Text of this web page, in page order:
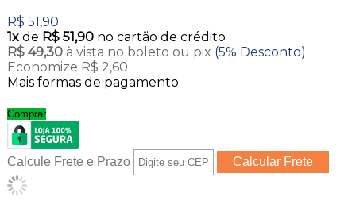
R$ 51,90
1xde R$ 51,90 no cartão de crédito
R$ 49,30 à vista no boleto ou pix (5% Desconto)
Economize R$ 2,60
Mais formas de pagamento
Comprar
Calcule Frete e Prazo